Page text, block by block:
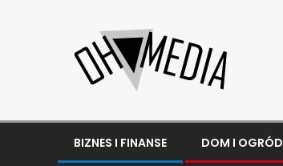
BIZNES I FINANSE DOM I OGRÓD